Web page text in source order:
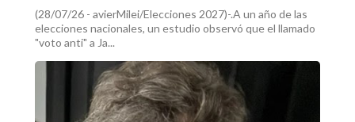
(28/07/26 - avierMilei/Elecciones 2027)-.A un año de las
elecciones nacionales, un estudio observó que el llamado
"voto anti" a Ja...